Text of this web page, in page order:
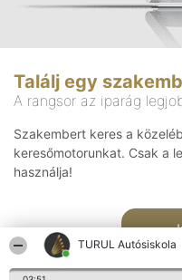
TURUL Autósiskola
Találj egy
A rangsor az iparág
Szakembert keres a
keresőmotorunkat. Csak a
használja!